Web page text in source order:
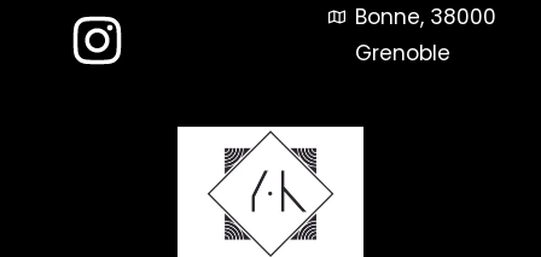
Bonne, 38000
Grenoble